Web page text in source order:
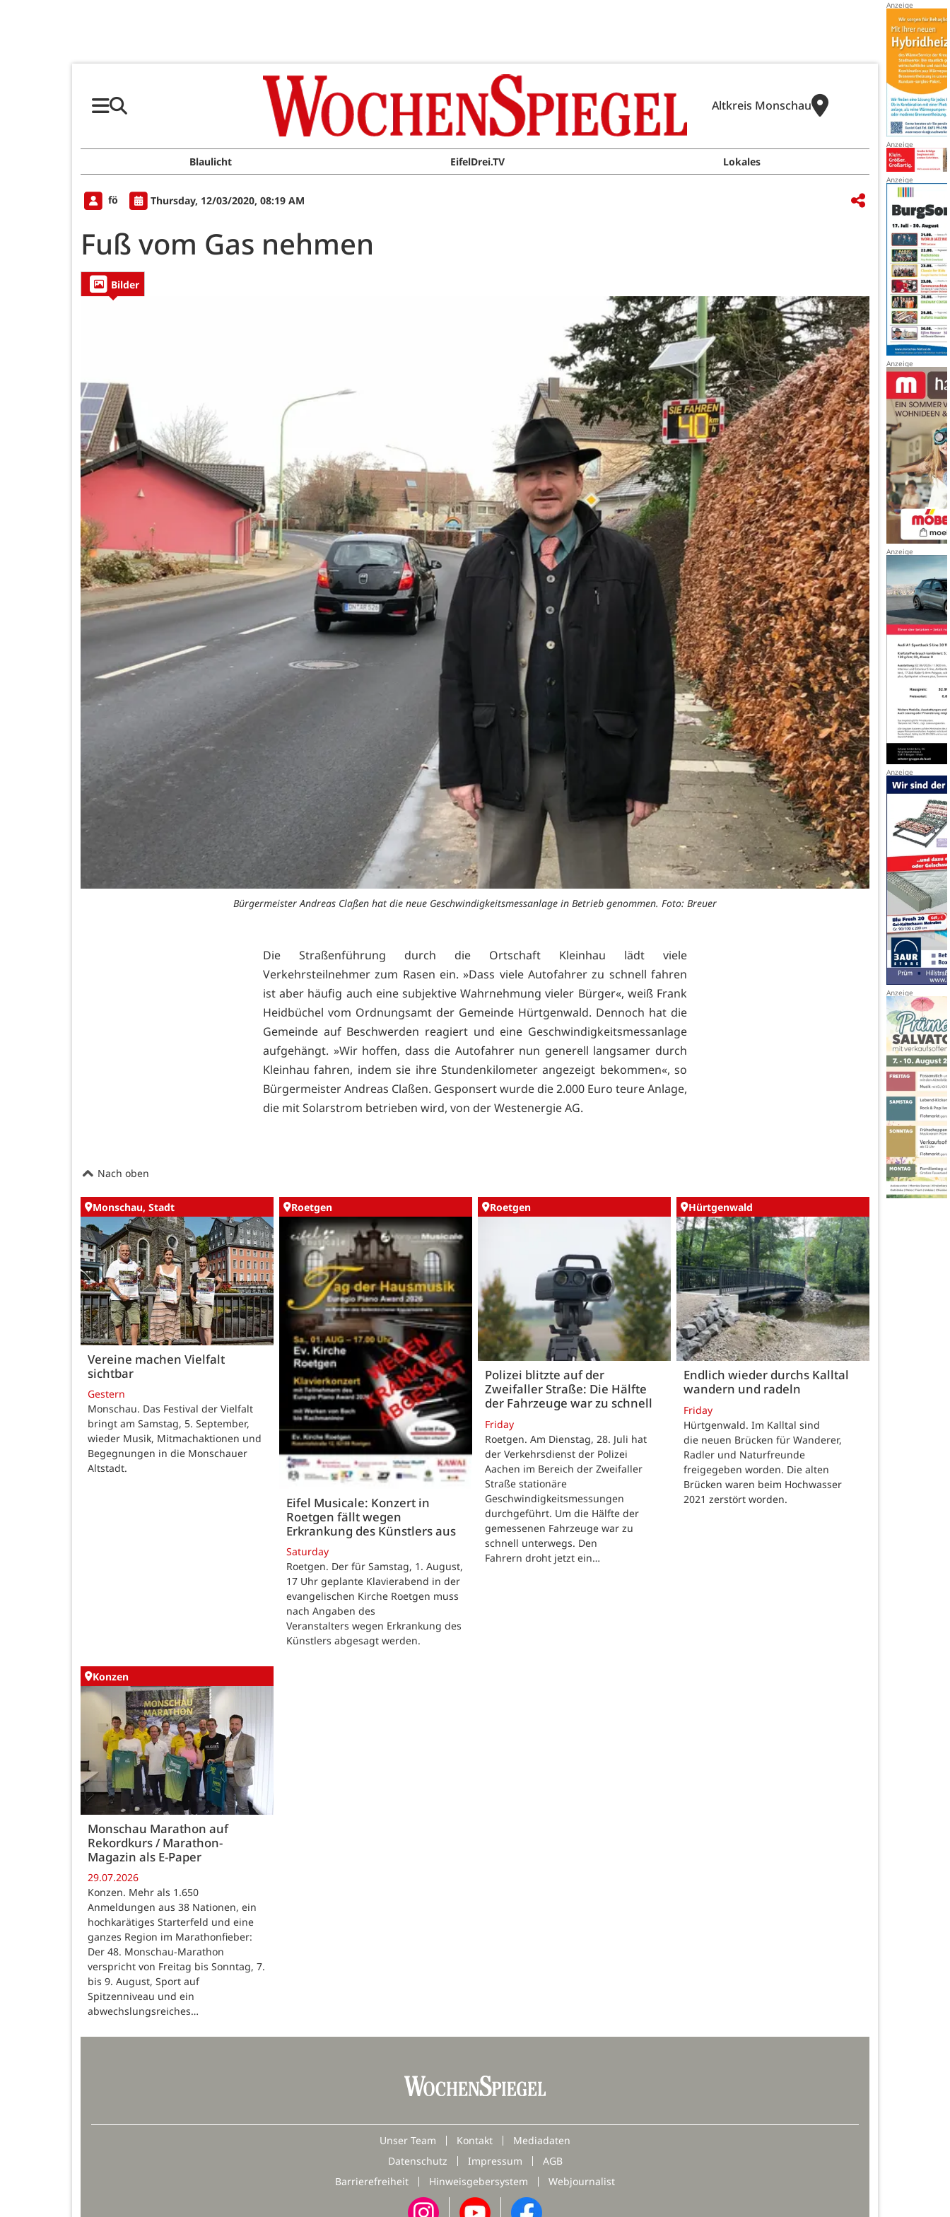
Altkreis Monschau
Blaulicht EifelDrei.TV Lokales
fö Thursday, 12/03/2020, 08:19 AM
Fuß vom Gas nehmen
Bilder
Bürgermeister Andreas Claßen hat die neue Geschwindigkeitsmessanlage in Betrieb genommen. Foto: Breuer
Die Straßenführung durch die Ortschaft Kleinhau lädt viele
Verkehrsteilnehmer zum Rasen ein. »Dass viele Autofahrer zu schnell fahren
ist aber häufig auch eine subjektive Wahrnehmung vieler Bürger«, weiß Frank
Heidbüchel vom Ordnungsamt der Gemeinde Hürtgenwald. Dennoch hat die
Gemeinde auf Beschwerden reagiert und eine Geschwindigkeitsmessanlage
aufgehängt. »Wir hoffen, dass die Autofahrer nun generell langsamer durch
Kleinhau fahren, indem sie ihre Stundenkilometer angezeigt bekommen«, so
Bürgermeister Andreas Claßen. Gesponsert wurde die 2.000 Euro teure Anlage,
die mit Solarstrom betrieben wird, von der Westenergie AG.
Nach oben
Monschau, Stadt
Vereine machen Vielfalt
sichtbar
Gestern
Monschau. Das Festival der Vielfalt
bringt am Samstag, 5. September,
wieder Musik, Mitmachaktionen und
Begegnungen in die Monschauer
Altstadt.
Roetgen
Eifel Musicale: Konzert in
Roetgen fällt wegen
Erkrankung des Künstlers aus
Saturday
Roetgen. Der für Samstag, 1. August,
17 Uhr geplante Klavierabend in der
evangelischen Kirche Roetgen muss
nach Angaben des
Veranstalters wegen Erkrankung des
Künstlers abgesagt werden.
Roetgen
Polizei blitzte auf der
Zweifaller Straße: Die Hälfte
der Fahrzeuge war zu schnell
Friday
Roetgen. Am Dienstag, 28. Juli hat
der Verkehrsdienst der Polizei
Aachen im Bereich der Zweifaller
Straße stationäre
Geschwindigkeitsmessungen
durchgeführt. Um die Hälfte der
gemessenen Fahrzeuge war zu
schnell unterwegs. Den
Fahrern droht jetzt ein…
Hürtgenwald
Endlich wieder durchs Kalltal
wandern und radeln
Friday
Hürtgenwald. Im Kalltal sind
die neuen Brücken für Wanderer,
Radler und Naturfreunde
freigegeben worden. Die alten
Brücken waren beim Hochwasser
2021 zerstört worden.
Konzen
Monschau Marathon auf
Rekordkurs / Marathon-
Magazin als E-Paper
29.07.2026
Konzen. Mehr als 1.650
Anmeldungen aus 38 Nationen, ein
hochkarätiges Starterfeld und eine
ganzes Region im Marathonfieber:
Der 48. Monschau-Marathon
verspricht von Freitag bis Sonntag, 7.
bis 9. August, Sport auf
Spitzenniveau und ein
abwechslungsreiches…
Unser Team Kontakt
Mediadaten
Datenschutz
Impressum
AGB
Barrierefreiheit
Hinweisgebersystem Webjournalist